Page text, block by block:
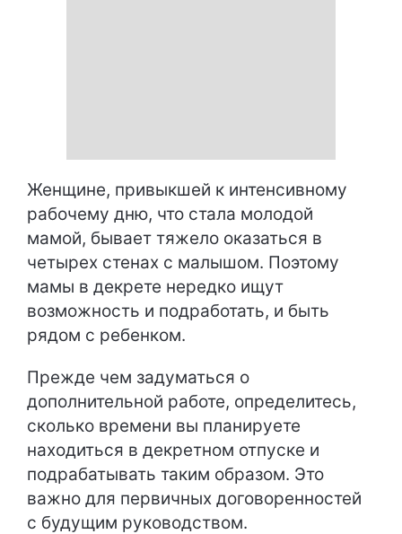
Женщине, привыкшей к интенсивному
рабочему дню, что стала молодой
мамой, бывает тяжело оказаться в
четырех стенах с малышом. Поэтому
мамы в декрете нередко ищут
возможность и подработать, и быть
рядом с ребенком.
Прежде чем задуматься о
дополнительной работе, определитесь,
сколько времени вы планируете
находиться в декретном отпуске и
подрабатывать таким образом. Это
важно для первичных договоренностей
с будущим руководством.